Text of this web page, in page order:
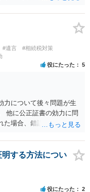
#遺言
#相続税対策
役にたった 5
力について後々問題が生
他に公正証書の効力に問
た場合、錯誤（勘違い）
～数十万円程度になるケ
ごとに異なりますので一
する方法につい
役にたった 2